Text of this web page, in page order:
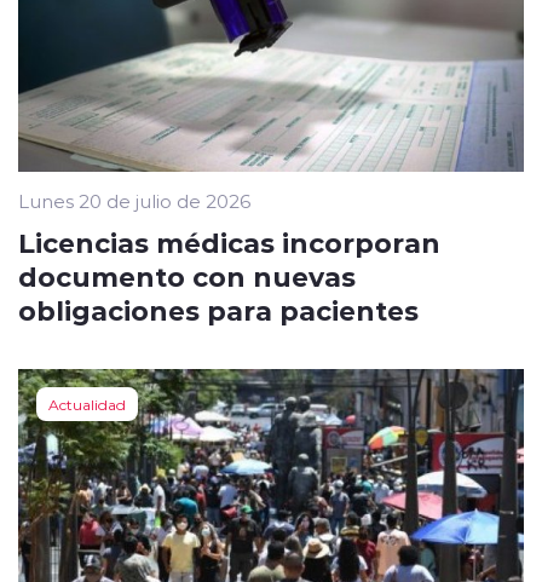
Lunes 20 de julio de 2026
Licencias médicas incorporan
documento con nuevas
obligaciones para pacientes
Actualidad